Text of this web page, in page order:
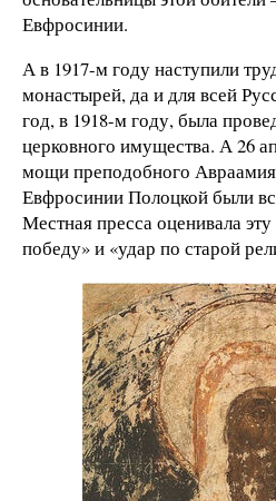
Евфросинии.
А в 1917-м году наступили
монастырей, да и для всей
год, в 1918-м году, была
церковного имущества. А 26
мощи преподобного
Евфросинии Полоцкой были
Местная пресса оценивала
победу» и «удар по старой